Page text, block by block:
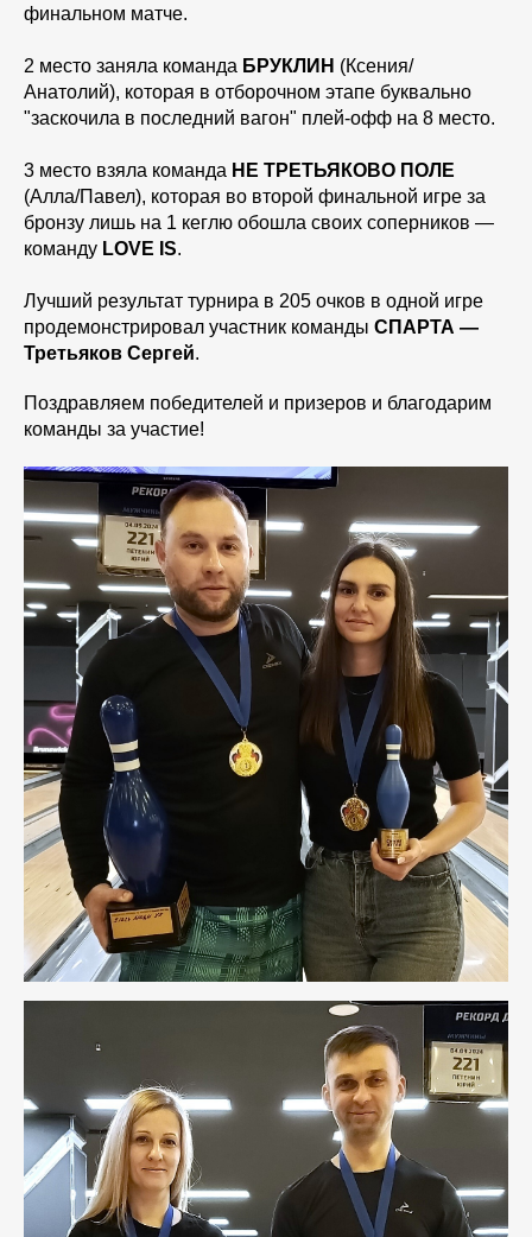
финальном матче.
2 место заняла команда БРУКЛИН (Ксения/
Анатолий), которая в отборочном этапе буквально
"заскочила в последний вагон" плей-офф на 8 место.
3 место взяла команда НЕ ТРЕТЬЯКОВО ПОЛЕ
(Алла/Павел), которая во второй финальной игре за
бронзу лишь на 1 кеглю обошла своих соперников —
команду LOVE IS.
Лучший результат турнира в 205 очков в одной игре
продемонстрировал участник команды СПАРТА —
Третьяков Сергей.
Поздравляем победителей и призеров и благодарим
команды за участие!